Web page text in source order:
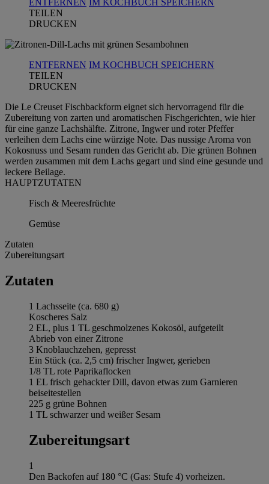
TEILEN
DRUCKEN
ENTFERNEN IM KOCHBUCH SPEICHERN
TEILEN
DRUCKEN
Die Le Creuset Fischbackform eignet sich hervorragend für die
Zubereitung von zarten und aromatischen Fischgerichten, wie hier
für eine ganze Lachshälfte. Zitrone, Ingwer und roter Pfeffer
verleihen dem Lachs eine würzige Note. Das nussige Aroma von
Kokosnuss und Sesam runden das Gericht ab. Die grünen Bohnen
werden zusammen mit dem Lachs gegart und sind eine gesunde und
leckere Beilage.
HAUPTZUTATEN
Fisch & Meeresfrüchte
Gemüse
Zutaten
Zubereitungsart
Zutaten
1 Lachsseite (ca. 680 g)
Koscheres Salz
2 EL, plus 1 TL geschmolzenes Kokosöl, aufgeteilt
Abrieb von einer Zitrone
3 Knoblauchzehen, gepresst
Ein Stück (ca. 2,5 cm) frischer Ingwer, gerieben
1/8 TL rote Paprikaflocken
1 EL frisch gehackter Dill, davon etwas zum Garnieren
beiseitestellen
225 g grüne Bohnen
1 TL schwarzer und weißer Sesam
Zubereitungsart
1
Den Backofen auf 180 °C (Gas: Stufe 4) vorheizen.